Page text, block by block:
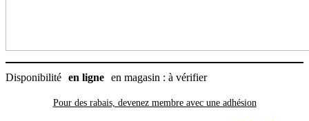
Disponibilité en ligne en magasin : à vérifier
Pour des rabais, devenez membre avec une adhésion